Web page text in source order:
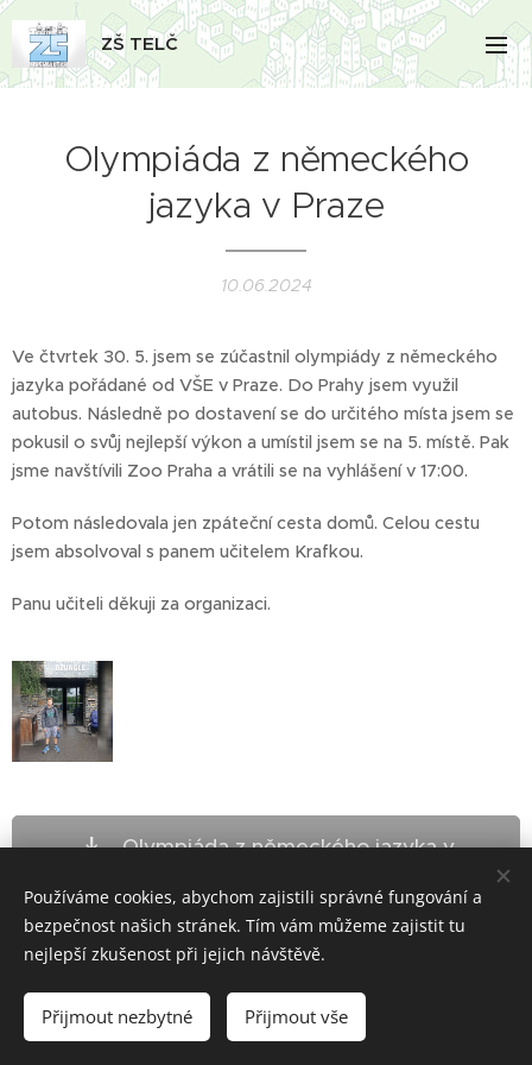
ZŠ TELČ
Olympiáda z německého
jazyka v Praze
10.06.2024
Ve čtvrtek 30. 5. jsem se zúčastnil olympiády z německého
jazyka pořádané od VŠE v Praze. Do Prahy jsem využil
autobus. Následně po dostavení se do určitého místa jsem se
pokusil o svůj nejlepší výkon a umístil jsem se na 5. místě. Pak
jsme navštívili Zoo Praha a vrátili se na vyhlášení v 17:00.
Potom následovala jen zpáteční cesta domů. Celou cestu
jsem absolvoval s panem učitelem Krafkou.
Panu učiteli děkuji za organizaci.
Olympiáda z německého jazyka v
ZŠ Telč - bloxx.cz
Používáme cookies, abychom zajistili správné fungování a
bezpečnost našich stránek. Tím vám můžeme zajistit tu
nejlepší zkušenost při jejich návštěvě.
Přijmout nezbytné Přijmout vše